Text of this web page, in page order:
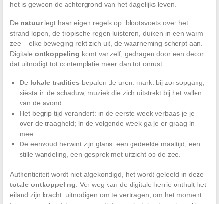
het is gewoon de achtergrond van het dagelijks leven.
De natuurlegt haar eigen regels op: blootsvoets over het
strand lopen, de tropische regen luisteren, duiken in een warm
zee – elke beweging rekt zich uit, de waarneming scherpt aan.
Digitale ontkoppeling komt vanzelf, gedragen door een decor
dat uitnodigt tot contemplatie meer dan tot onrust.
De lokale tradities bepalen de uren: markt bij zonsopgang,
siësta in de schaduw, muziek die zich uitstrekt bij het vallen
van de avond.
Het begrip tijd verandert: in de eerste week verbaas je je
over de traagheid; in de volgende week ga je er graag in
mee.
De eenvoud herwint zijn glans: een gedeelde maaltijd, een
stille wandeling, een gesprek met uitzicht op de zee.
Authenticiteit wordt niet afgekondigd, het wordt geleefd in deze
totale ontkoppeling . Ver weg van de digitale herrie onthult het
eiland zijn kracht: uitnodigen om te vertragen, om het moment